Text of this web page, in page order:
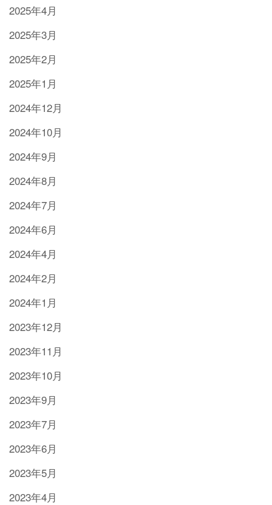
2025年4月
2025年3月
2025年2月
2025年1月
2024年12月
2024年10月
2024年9月
2024年8月
2024年7月
2024年6月
2024年4月
2024年2月
2024年1月
2023年12月
2023年11月
2023年10月
2023年9月
2023年7月
2023年6月
2023年5月
2023年4月